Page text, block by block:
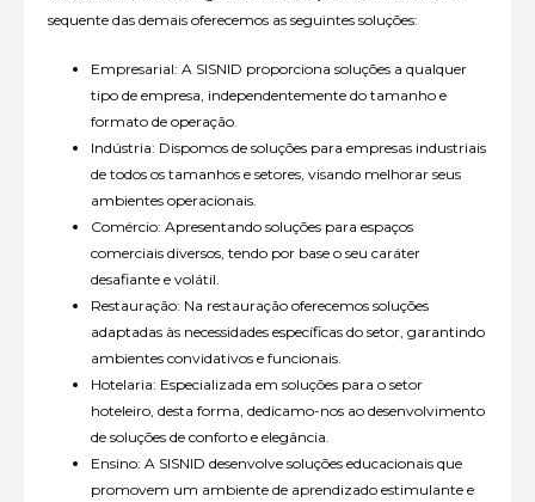
sequente das demais oferecemos as seguintes soluções:
Empresarial: A SISNID proporciona soluções a qualquer
tipo de empresa, independentemente do tamanho e
formato de operação.
Indústria: Dispomos de soluções para empresas industriais
de todos os tamanhos e setores, visando melhorar seus
ambientes operacionais.
Comércio: Apresentando soluções para espaços
comerciais diversos, tendo por base o seu caráter
desafiante e volátil.
Restauração: Na restauração oferecemos soluções
adaptadas às necessidades específicas do setor, garantindo
ambientes convidativos e funcionais.
Hotelaria: Especializada em soluções para o setor
hoteleiro, desta forma, dedicamo-nos ao desenvolvimento
de soluções de conforto e elegância.
Ensino: A SISNID desenvolve soluções educacionais que
promovem um ambiente de aprendizado estimulante e